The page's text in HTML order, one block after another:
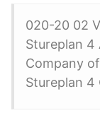
020-20 02
Stureplan 4
Company
Stureplan 4